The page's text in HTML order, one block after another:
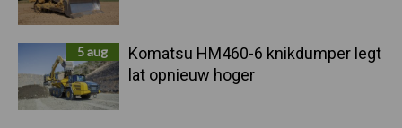
5 aug
Komatsu HM460-6 knikdumper legt
lat opnieuw hoger